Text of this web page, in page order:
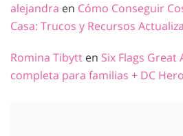
alejandra en Cómo Conseguir
Casa: Trucos y Recursos
Romina Tibytt en Six Flags
completa para familias + DC